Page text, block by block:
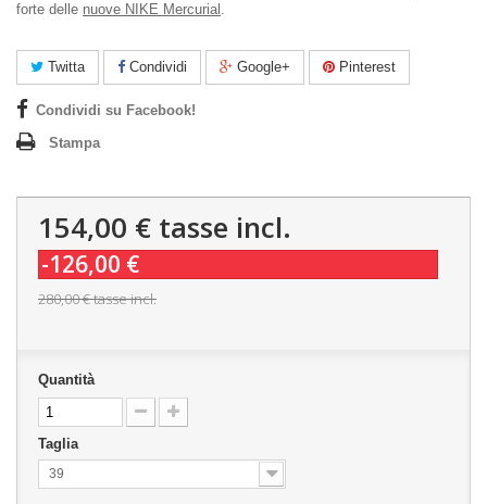
forte delle nuove NIKE Mercurial .
Twitta Condividi Google+ Pinterest
Condividi su Facebook!
Stampa
154,00 € tasse incl.
-126,00 €
280,00 €tasse incl.
Quantità
Taglia
39